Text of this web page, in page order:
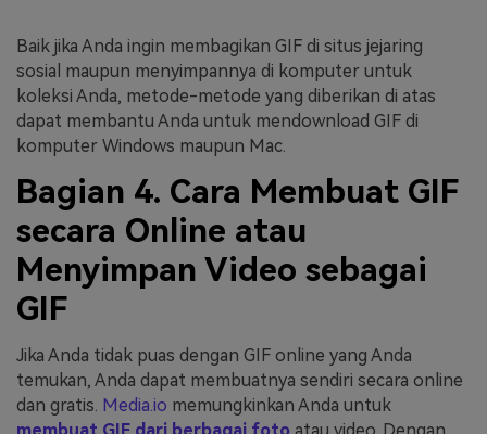
Baik jika Anda ingin membagikan GIF di situs jejaring
sosial maupun menyimpannya di komputer untuk
koleksi Anda, metode-metode yang diberikan di atas
dapat membantu Anda untuk mendownload GIF di
komputer Windows maupun Mac.
Bagian 4. Cara Membuat GIF
secara Online atau
Menyimpan Video sebagai
GIF
Jika Anda tidak puas dengan GIF online yang Anda
temukan, Anda dapat membuatnya sendiri secara online
dan gratis. Media.io memungkinkan Anda untuk